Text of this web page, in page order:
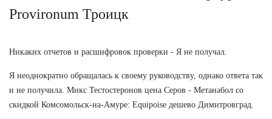
Provironum Троицк
Никаких отчетов и расшифровок проверки - Я не получал.
Я неоднократно обращалась к своему руководству, однако ответа так
и не получила. Микс Тестостеронов цена Серов - Метанабол со
скидкой Комсомольск-на-Амуре: Equipoise дешево Димитровград.